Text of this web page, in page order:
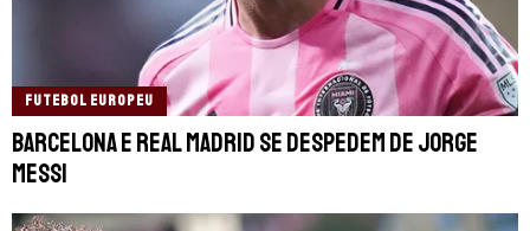
FUTEBOL EUROPEU
Barcelona e Real Madrid se despedem de Jorge
Messi